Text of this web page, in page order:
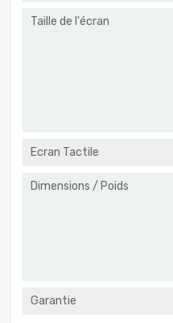
Taille de l'écran
Ecran Tactile
Dimensions / Poids
Garantie